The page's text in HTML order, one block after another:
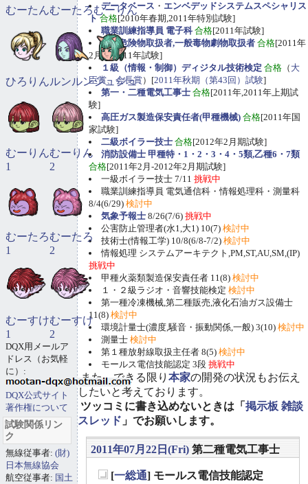
データベース ・ エンベデッドシステムスペシャリス
ト 合格[2010年春期,2011年特別試験]
職業訓練指導員 電子科 合格[2011年試験]
甲種危険物取扱者,一般毒物劇物取扱者 合格[2011年
2月期,2011年試験]
１級（情報・制御）ディジタル技術検定 合格 （ 大
臣賞、会長賞）[2011年秋期（第43回）試験]
第一・二種電気工事士 合格[2011年,2011年上期試
験]
高圧ガス製造保安責任者(甲種機械) 合格[2011年国
家試験]
二級ボイラー技士 合格[2012年2月期試験]
消防設備士 甲種特・1・2・3・4・5類,乙種6・7類
合格[2011年2月-2012年2月期試験]
一級ボイラー技士 7/11 挑戦中
職業訓練指導員 電気通信科・情報処理科・測量科
8/4(6/29) 検討中
気象予報士 8/26(7/6) 挑戦中
公害防止管理者(水1,大1) 10(7) 検討中
技術士(情報工学) 10/8(6/8-7/2) 検討中
情報処理 システムアーキテクト,PM,ST,AU,SM,(IP)
挑戦中
甲種火薬類製造保安責任者 11(8) 検討中
１・２級ラジオ・音響技能検定 検討中
第一種冷凍機械,第二種販売,液化石油ガス設備士
11(8) 検討中
環境計量士(濃度,騒音・振動関係,一般) 3(10) 検討中
測量士 検討中
第１種放射線取扱主任者 8(5) 検討中
モールス電信技能認定 3段 挑戦中
また、できる限り 本家の開発の状況もお伝え
したいと考えております。
ツッコミに書き込めないときは「 掲示板 雑談
スレッド 」でお願いします。
2011年07月22日(Fri) 第二種電気工事士
[一総通] モールス電信技能認定
むーたんむーたろむーりん
ひろりんルンルンジュジュ
むーりん
1
むーりん
2
むーたろ
1
むーたろ
2
むーすけ
1
むーすけ
2
DQX用メールア
ドレス（お気軽
に）:
DQX公式サイト
著作権について
試験関係リン
ク
無線従事者: (財)
日本無線協会
航空従事者: 国土